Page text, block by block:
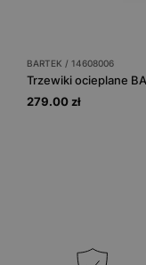
BARTEK / 14608006
279.00 zł